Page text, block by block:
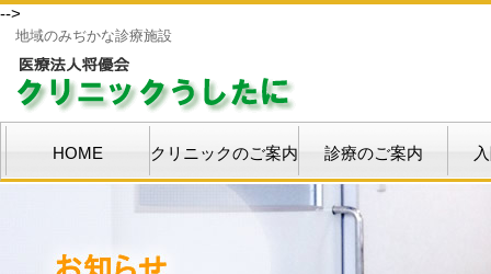
-->
地域のみぢかな診療施設
HOME クリニックのご案内 診療のご案内